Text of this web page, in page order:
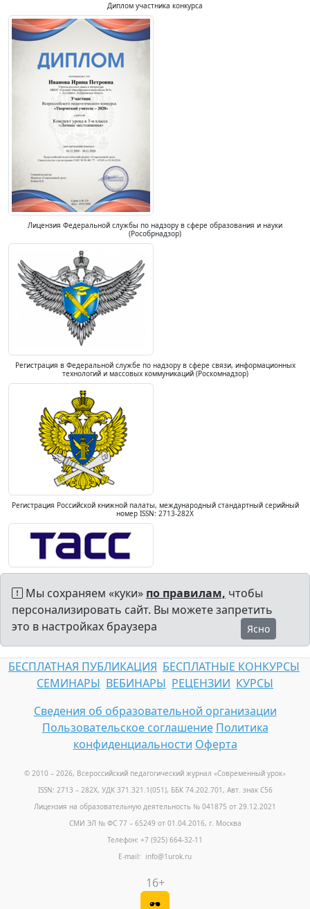
Диплом участника конкурса
Лицензия Федеральной службы по надзору в сфере образования и науки
(Рособрнадзор)
Регистрация в Федеральной службе по надзору в сфере связи, информационных
технологий и массовых коммуникаций (Роскомнадзор)
Регистрация Российской книжной палаты, международный стандартный серийный
номер ISSN: 2713-282X
Мы сохраняем «куки» по правилам, чтобы
персонализировать сайт. Вы можете запретить
это в настройках браузера
Ясно
БЕСПЛАТНАЯ ПУБЛИКАЦИЯ БЕСПЛАТНЫЕ КОНКУРСЫ
СЕМИНАРЫ ВЕБИНАРЫ РЕЦЕНЗИИ КУРСЫ
Сведения об образовательной организации
Пользовательское соглашение Политика
конфиденциальности Оферта
© 2010 – 2026, Всероссийский педагогический журнал «Современный урок»
ISSN: 2713 – 282X, УДК 371.321.1(051), ББК 74.202.701, Авт. знак С56
Лицензия на образовательную деятельность № 041875 от 29.12.2021
СМИ ЭЛ № ФС 77 – 65249 от 01.04.2016, г. Москва
Телефон: +7 (925) 664-32-11
E-mail: info@1urok.ru
16+